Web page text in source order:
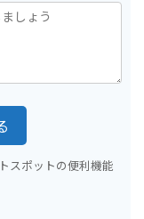
スポットの便利機能